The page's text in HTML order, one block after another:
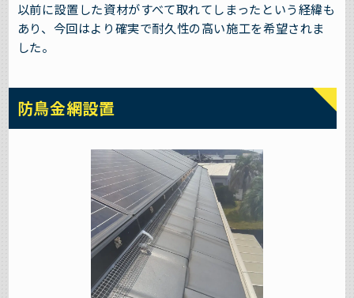
以前に設置した資材がすべて取れてしまったという経緯も
あり、今回はより確実で耐久性の高い施工を希望されま
した。
防鳥金網設置